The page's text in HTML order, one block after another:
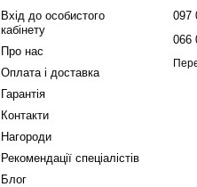
Вхід до особистого
кабінету
Про нас
Оплата і доставка
Гарантія
Контакти
Нагороди
Рекомендації спеціалістів
Блог
097
066